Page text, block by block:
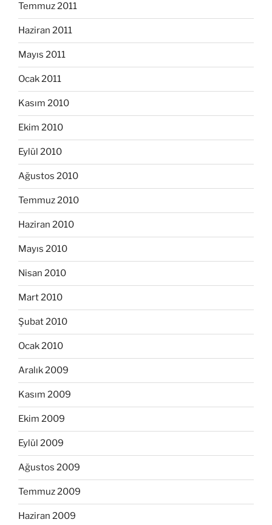
Temmuz 2011
Haziran 2011
Mayıs 2011
Ocak 2011
Kasım 2010
Ekim 2010
Eylül 2010
Ağustos 2010
Temmuz 2010
Haziran 2010
Mayıs 2010
Nisan 2010
Mart 2010
Şubat 2010
Ocak 2010
Aralık 2009
Kasım 2009
Ekim 2009
Eylül 2009
Ağustos 2009
Temmuz 2009
Haziran 2009